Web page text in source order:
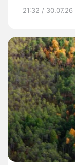
21:32 / 30.07.26